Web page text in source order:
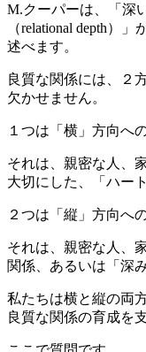
M.クーパーは、「深
（relational depth）
述べます。
良質な関係には、２
欠かせません。
１つは「横」方向へ
それは、親密な人、
大切にした、「ハー
２つは「縦」方向へ
それは、親密な人、
関係、あるいは「深
私たちは横と縦の両
良質な関係の育成を